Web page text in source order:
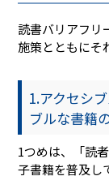
読書バリアフリ
施策とともにそ
1.アクセシ
ブルな書籍
1つめは、「読
子書籍を普及し